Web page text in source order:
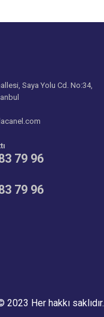
Saya Yolu Cd. No:34,
79 96
79 96
2023 Her hakkı saklıdır.